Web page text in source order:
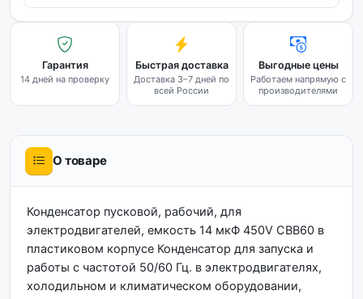
Гарантия
14 дней на проверку
Быстрая доставка
Доставка 3–7 дней по
всей России
Выгодные цены
Работаем напрямую с
производителями
О товаре
Конденсатор пусковой, рабочий, для
электродвигателей, емкость 14 мкФ 450V CBB60 в
пластиковом корпусе Конденсатор для запуска и
работы с частотой 50/60 Гц. в электродвигателях,
холодильном и климатическом оборудовании,